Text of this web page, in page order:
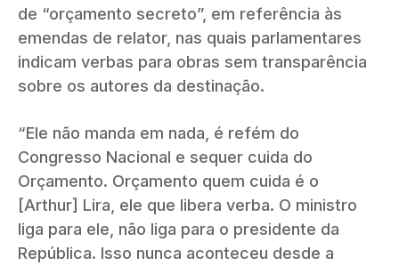
de “orçamento secreto”, em referência às
emendas de relator, nas quais parlamentares
indicam verbas para obras sem transparência
sobre os autores da destinação.
“Ele não manda em nada, é refém do
Congresso Nacional e sequer cuida do
Orçamento. Orçamento quem cuida é o
[Arthur] Lira, ele que libera verba. O ministro
liga para ele, não liga para o presidente da
República. Isso nunca aconteceu desde a